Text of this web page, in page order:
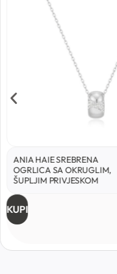
ANIA HAIE SREBRENA
OGRLICA SA OKRUGLIM,
ŠUPLJIM PRIVJESKOM
KUPI